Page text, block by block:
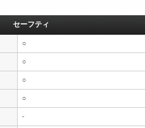
セーフティ
○
○
○
○
-